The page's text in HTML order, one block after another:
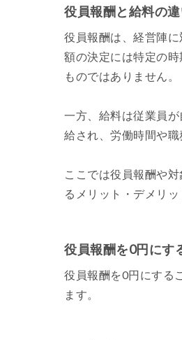
役員報酬と給料の違
役員報酬は、経営陣
額の決定には特定の
ものではありません。
一方、給料は従業員
給され、労働時間や職
ここでは役員報酬や
るメリット・デメリ
役員報酬を0円にす
役員報酬を0円にする
ます。